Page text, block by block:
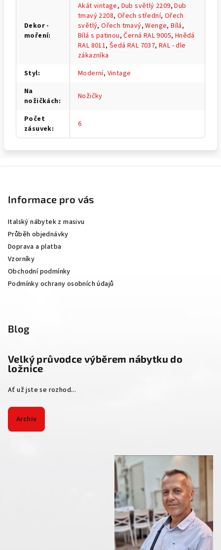
Dekor -
moření:
Akát vintage, Dub světlý 2209,Dub
tmavý 2208, Ořech střední, Ořech
světlý,Ořech tmavý,Wenge,Bílá,
Bílá s patinou,Černá RAL 9005, Hnědá
RAL 8011,Šedá RAL 7037,RAL - dle
zákazníka
Styl: Moderní, Vintage
Na
nožičkách: Nožičky
Počet
zásuvek: 6
Informace pro vás
Italský nábytek z masivu
Průběh objednávky
Doprava a platba
Vzorníky
Obchodní podmínky
Podmínky ochrany osobních údajů
Blog
Velký průvodce výběrem nábytku do
ložnice
Ať už jste se rozhod...
Archiv